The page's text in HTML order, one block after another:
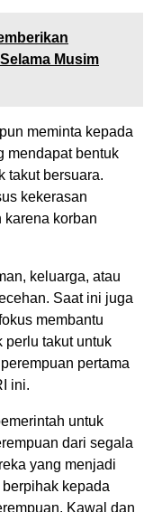
Musim
meminta kepada
mendapat bentuk
takut bersuara.
kekerasan
karena korban
keluarga, atau
Saat ini juga
membantu
perlu takut untuk
pertama
ini.
untuk
dari segala
yang menjadi
kepada
Kawal dan